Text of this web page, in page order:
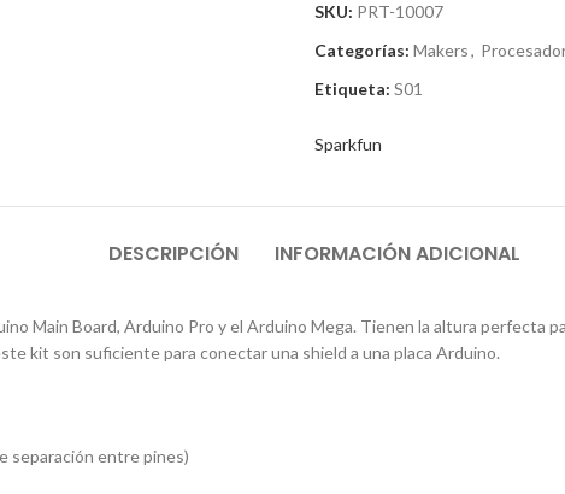
SKU: PRT-10007
Categorías: Makers,
Etiqueta: S01
Sparkfun
DESCRIPCIÓN INFORMACIÓN ADICIONAL
Main Board, Arduino Pro y el Arduino Mega. Tienen la altura perfecta
kit son suficiente para conectar una shield a una placa Arduino.
separación entre pines)